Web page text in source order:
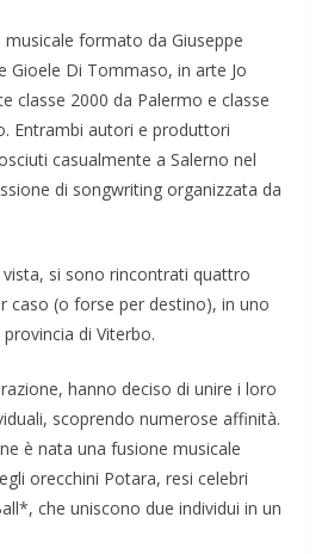
formato da Giuseppe
Gioele Di Tommaso, in arte Jo
classe 2000 da Palermo e classe
Entrambi autori e produttori
casualmente a Salerno nel
di songwriting organizzata da
si sono rincontrati quattro
caso (o forse per destino), in uno
di Viterbo.
hanno deciso di unire i loro
scoprendo numerose affinità.
è nata una fusione musicale
orecchini Potara, resi celebri
che uniscono due individui in un